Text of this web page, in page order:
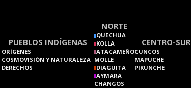
PUEBLOS INDÍGENAS
ORÍGENES
COSMOVISIÓN Y NATURALEZA
DERECHOS
NORTE
QUECHUA
KOLLA
ATACAMEÑO
MOLLE
DIAGUITA
AYMARA
CHANGOS
CENTRO-SUR
CUNCOS
MAPUCHE
PIKUNCHE